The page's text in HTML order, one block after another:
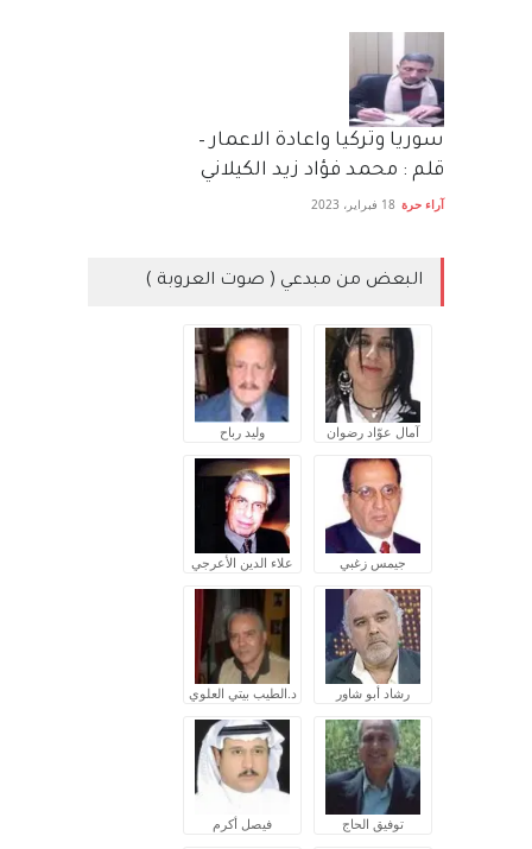
سوريا وتركيا واعادة الاعمار –
قلم : محمد فؤاد زيد الكيلاني
آراء حرة 18 فبراير، 2023
البعض من مبدعي ( صوت العروبة )
آمال عوّاد رضوان وليد رباح
جيمس زغبي علاء الدين الأعرجي
رشاد أبو شاور د.الطيب بيتي العلوي
توفيق الحاج فيصل أكرم